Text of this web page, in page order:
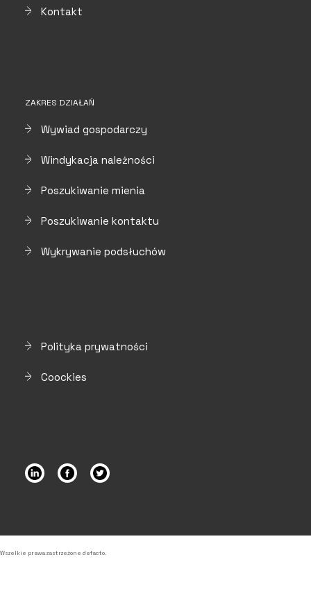
Kontakt
ZAKRES DZIAŁAŃ
Wywiad gospodarczy
Windykacja należności
Poszukiwanie mienia
Poszukiwanie kontaktu
Wykrywanie podsłuchów
Polityka prywatności
Coockies
Wszelkie prawa zastrzeżone defacto.